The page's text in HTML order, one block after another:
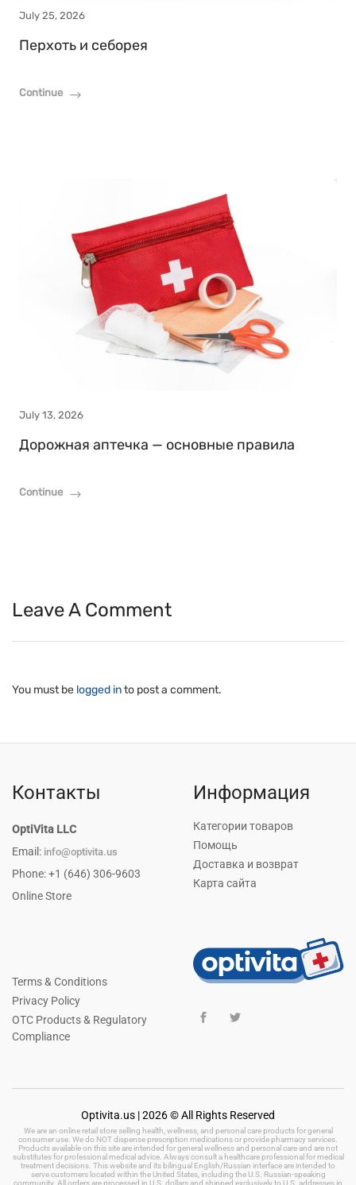
July 25, 2026
Перхоть и себорея
Continue
July 13, 2026
Дорожная аптечка — основные правила
Continue
Leave A Comment
You must be logged into post a comment.
Контакты
OptiVita LLC
Email: info@optivita.us
Phone: +1 (646) 306-9603
Online Store
Информация
Категории товаров
Помощь
Доставка и возврат
Карта сайта
Terms & Conditions
Privacy Policy
OTC Products & Regulatory
Compliance
Optivita.us | 2026 © All Rights Reserved
We are an online retail store selling health, wellness, and personal care products for general
consumer use. We do NOT dispense prescription medications or provide pharmacy services.
Products available on this site are intended for general wellness and personal care and are not
substitutes for professional medical advice. Always consult a healthcare professional for medical
treatment decisions. This website and its bilingual English/Russian interface are intended to
serve customers located within the United States, including the U.S. Russian-speaking
community. All orders are processed in U.S. dollars and shipped exclusively to U.S. addresses in